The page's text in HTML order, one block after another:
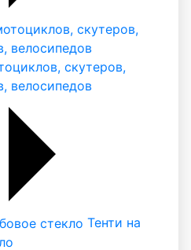
скутеров,
велосипедов
Тенти на